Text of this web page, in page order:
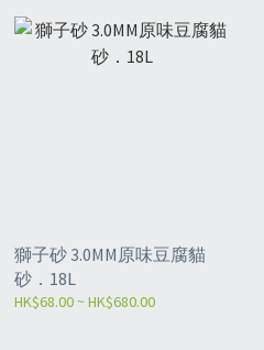
獅子砂 3.0MM原味豆腐貓
砂．18L
HK$68.00 ~ HK$680.00